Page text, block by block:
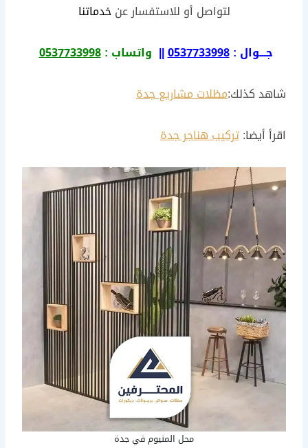
لتواصل أو للاستفسار عنخدماتنا
جـــوال :0537733998
|| واتساب :0537733998
شاهد كذلك:مظلات مشاريع جدة
اقرأ أيضا:تركيب هناجر جدة
محل المنيوم في جدة